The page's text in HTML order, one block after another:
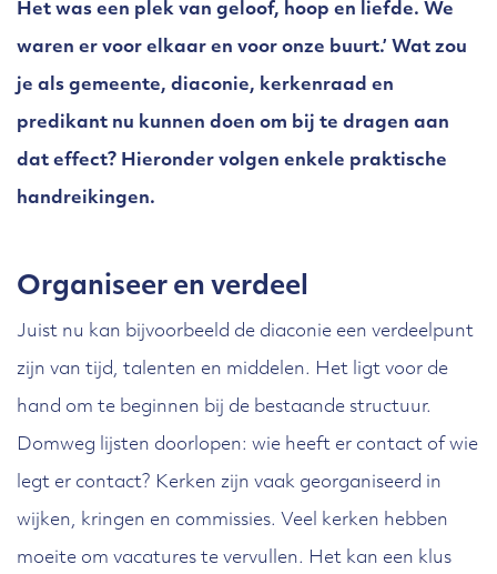
Het was een plek van geloof, hoop en liefde. We
waren er voor elkaar en voor onze buurt.’ Wat zou
je als gemeente, diaconie, kerkenraad en
predikant nu kunnen doen om bij te dragen aan
dat effect? Hieronder volgen enkele praktische
handreikingen.
Organiseer en verdeel
Juist nu kan bijvoorbeeld de diaconie een verdeelpunt
zijn van tijd, talenten en middelen. Het ligt voor de
hand om te beginnen bij de bestaande structuur.
Domweg lijsten doorlopen: wie heeft er contact of wie
legt er contact? Kerken zijn vaak georganiseerd in
wijken, kringen en commissies. Veel kerken hebben
moeite om vacatures te vervullen. Het kan een klus